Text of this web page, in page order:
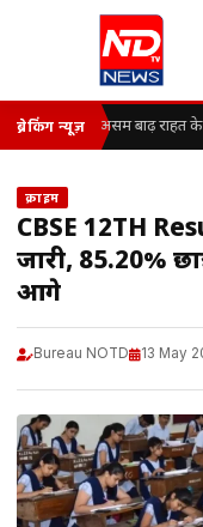
ब्रेकिंग न्यूज़ असम बाढ़ राहत के
क्राइम
CBSE 12TH
जारी, 85.20%
आगे
Bureau NOTD 13 May